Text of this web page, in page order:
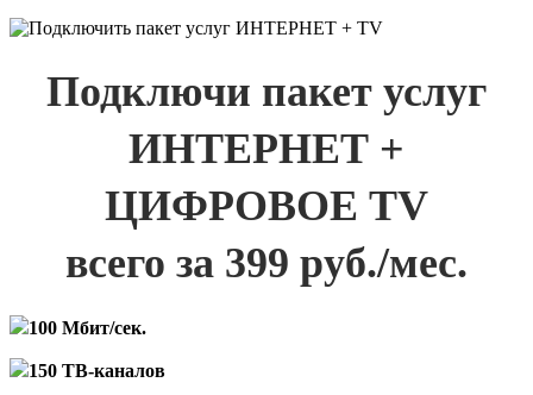
Подключи пакет услуг
ИНТЕРНЕТ +
ЦИФРОВОЕ TV
всего за 399 руб./мес.
100 Мбит/сек.
150 ТВ-каналов